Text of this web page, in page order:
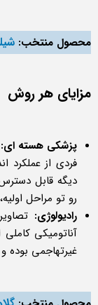
محصول منتخب:
مزایای هر روش
پزشکی هسته ای:
فردی از عملکرد
دیگه قابل
رو تو مراحل
رادیولوژی:
آناتومیکی
غیرتهاجمی بوده